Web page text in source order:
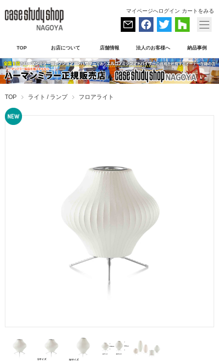
マイページへログイン カートをみる
TOP お店について 店舗情報 法人のお客様へ 納品事例
TOP ライト / ランプ フロアライト